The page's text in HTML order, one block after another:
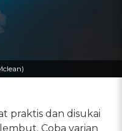
praktis dan disukai
Coba varian